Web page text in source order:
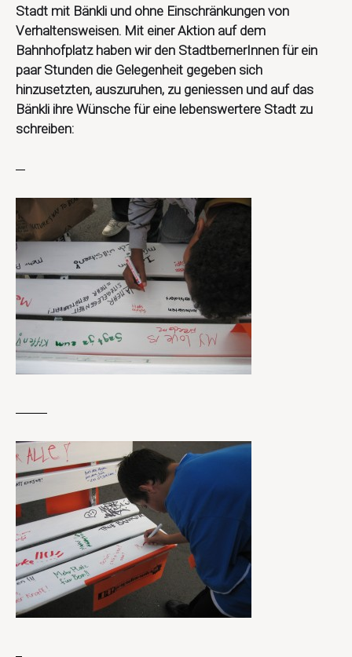
Stadt mit Bänkli und ohne Einschränkungen von
Verhaltensweisen. Mit einer Aktion auf dem
Bahnhofplatz haben wir den StadtbernerInnen für ein
paar Stunden die Gelegenheit gegeben sich
hinzusetzten, auszuruhen, zu geniessen und auf das
Bänkli ihre Wünsche für eine lebenswertere Stadt zu
schreiben: